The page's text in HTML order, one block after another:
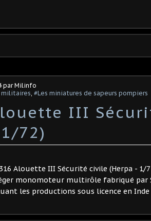
par Milinfo
militaires, #Les miniatures de sapeurs pompiers
III
72)
Alouette III Sécurité civile (Herpa - 1/
monomoteur multirôle fabriqué par
les productions sous licence en Inde